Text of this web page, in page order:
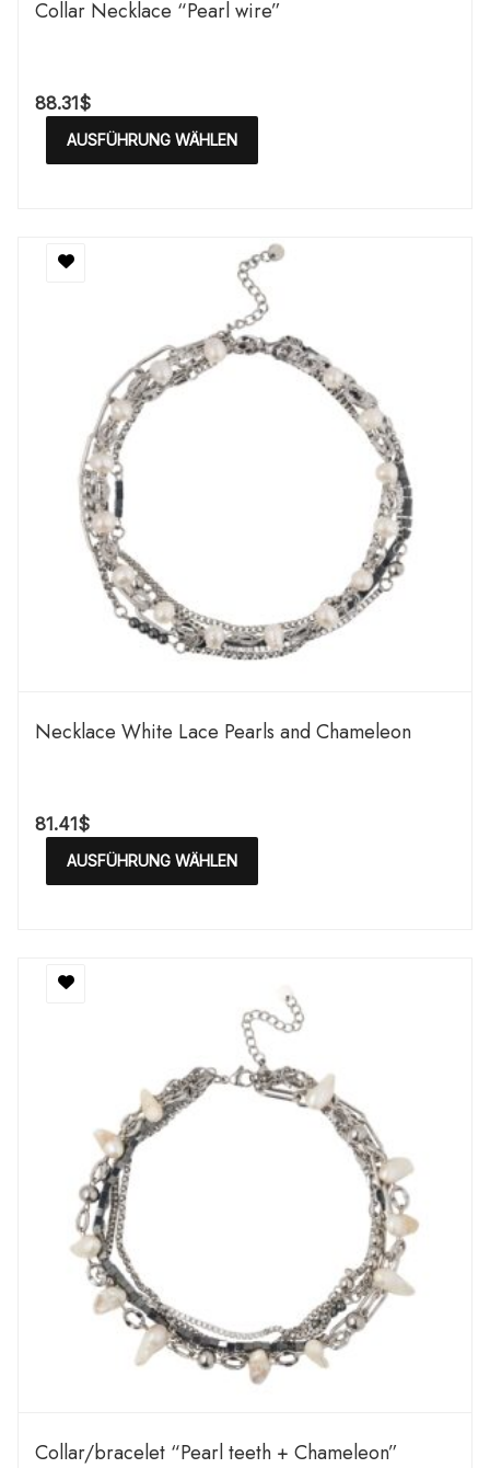
Сollar Necklace “Pearl wire”
88.31$
AUSFÜHRUNG WÄHLEN
Necklace White Lace Pearls and Chameleon
81.41$
AUSFÜHRUNG WÄHLEN
Сollar/bracelet “Pearl teeth + Chameleon”